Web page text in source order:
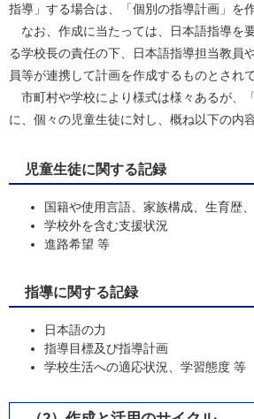
指導」する場合は、「個別の指導計画」を
なお、作成に当たっては、日本語指導を
る学校長の責任の下、日本語指導担当教員
員等が連携して計画を作成するものとされ
市町村や学校により様式は様々あるが、
に、個々の児童生徒に対し、概ね以下の内
児童生徒に関する記録
国籍や使用言語、家族構成、生育歴
学校外を含む支援状況
進路希望 等
指導に関する記録
日本語の力
指導目標及び指導計画
学校生活への適応状況、学習態度 等